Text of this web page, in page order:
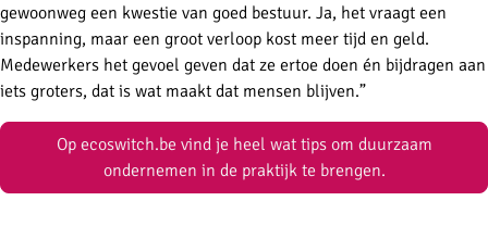
gewoonweg een kwestie van goed bestuur. Ja, het vraagt een
inspanning, maar een groot verloop kost meer tijd en geld.
Medewerkers het gevoel geven dat ze ertoe doen én bijdragen aan
iets groters, dat is wat maakt dat mensen blijven.”
Op ecoswitch.be vind je heel wat tips om duurzaam
ondernemen in de praktijk te brengen.